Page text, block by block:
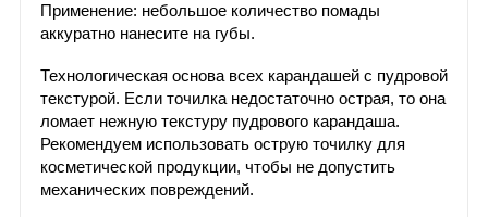
Применение: небольшое количество помады
аккуратно нанесите на губы.
Технологическая основа всех карандашей с пудровой
текстурой. Если точилка недостаточно острая, то она
ломает нежную текстуру пудрового карандаша.
Рекомендуем использовать острую точилку для
косметической продукции, чтобы не допустить
механических повреждений.